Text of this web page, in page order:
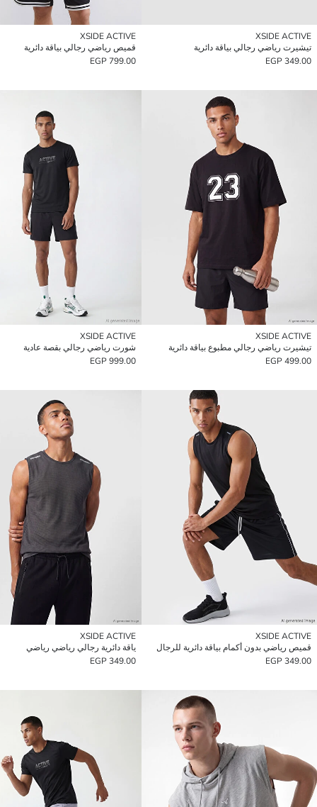
XSIDE ACTIVE
تيشيرت رياضي رجالي بياقة دائرية
349.00 EGP
XSIDE ACTIVE
قميص رياضي رجالي بياقة دائرية
799.00 EGP
XSIDE ACTIVE
تيشيرت رياضي رجالي مطبوع بياقة دائرية
499.00 EGP
XSIDE ACTIVE
شورت رياضي رجالي بقصة عادية
999.00 EGP
XSIDE ACTIVE
قميص رياضي بدون أكمام بياقة دائرية للرجال
349.00 EGP
XSIDE ACTIVE
ياقة دائرية رجالي رياضي رياضي
349.00 EGP